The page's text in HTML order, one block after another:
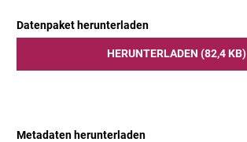
Datenpaket herunterladen
HERUNTERLADEN (82,4 KB)
Metadaten herunterladen